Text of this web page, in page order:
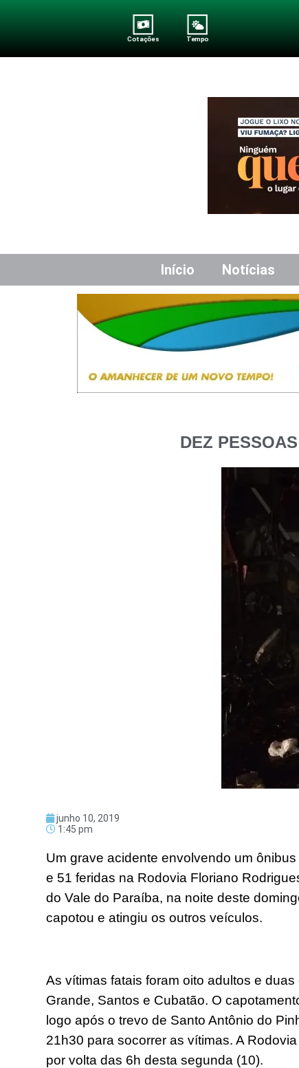
Cotações Tempo
Início Notícias
DEZ
junho 10, 2019
1:45 pm
Um grave acidente envolvendo um
e 51 feridas na Rodovia Floriano
do Vale do Paraíba, na noite deste
capotou e atingiu os outros veículos.
As vítimas fatais foram oito adultos e
Grande, Santos e Cubatão. O
logo após o trevo de Santo Antônio do
21h30 para socorrer as vítimas. A
por volta das 6h desta segunda (10).